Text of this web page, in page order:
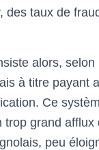
des taux de
alors,
à titre payant
Ce
trop grand
peu